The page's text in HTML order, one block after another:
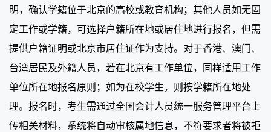
明，确认学籍位于北京的高校或教育机构；其他人员如无固
定工作或学籍，可选择户籍所在地或居住地进行报名，但需
提供户籍证明或北京市居住证作为支持。对于香港、澳门、
台湾居民及外籍人员，若在北京有工作单位，同样适用工作
单位所在地报名原则；如为在校学生，则按学籍所在地处
理。报名时，考生需通过全国会计人员统一服务管理平台上
传相关材料，系统将自动审核属地信息，不符要求者将被拒